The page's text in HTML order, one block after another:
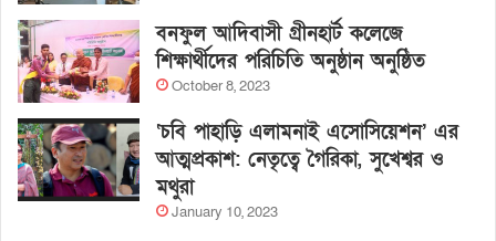
বনফুল আদিবাসী গ্রীনহার্ট কলেজে
শিক্ষার্থীদের পরিচিতি অনুষ্ঠান অনুষ্ঠিত
October 8, 2023
‘চবি পাহাড়ি এলামনাই এসোসিয়েশন’ এর
আত্মপ্রকাশ: নেতৃত্বে গৈরিকা, সুখেশ্বর ও
মথুরা
January 10, 2023